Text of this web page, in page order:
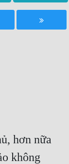
hơn nữa
không